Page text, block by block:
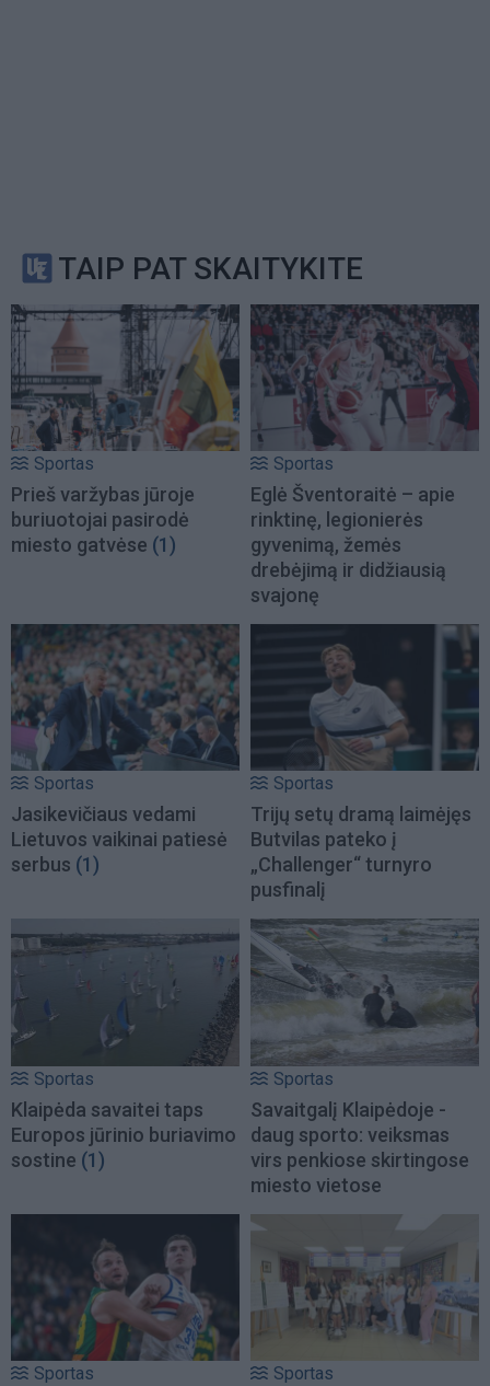
TAIP PAT SKAITYKITE
Sportas
Prieš varžybas jūroje
buriuotojai pasirodė
miesto gatvėse (1)
Sportas
Eglė Šventoraitė – apie
rinktinę, legionierės
gyvenimą, žemės
drebėjimą ir didžiausią
svajonę
Sportas
Jasikevičiaus vedami
Lietuvos vaikinai patiesė
serbus (1)
Sportas
Trijų setų dramą laimėjęs
Butvilas pateko į
„Challenger“ turnyro
pusfinalį
Sportas
Klaipėda savaitei taps
Europos jūrinio buriavimo
sostine (1)
Sportas
Savaitgalį Klaipėdoje -
daug sporto: veiksmas
virs penkiose skirtingose
miesto vietose
Sportas Sportas